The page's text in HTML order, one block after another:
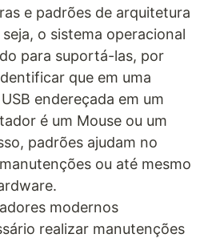
e padrões de arquitetura
o sistema operacional
para suportá-las, por
que em uma
endereçada em um
é um Mouse ou um
padrões ajudam no
ou até mesmo
modernos
realizar manutenções